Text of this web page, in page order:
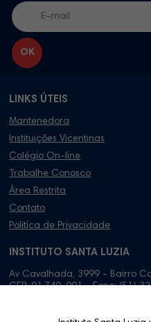
LINKS ÚTEIS
Mantenedora
Instituições Vicentinas
Colégio On-line
Trabalhe Conosco
Área Restrita
Contato
Politíca de Privacidade
INSTITUTO SANTA LUZIA
Av Cavalhada, 3999 - Bairro
CEP: 91.740-001 - Fone: (51)